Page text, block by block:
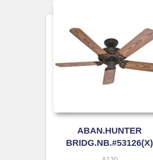
ABAN.HUNTER
BRIDG.NB.#53126(X)